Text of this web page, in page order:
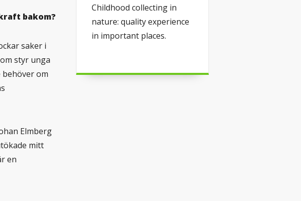
bakom?
saker i
styr unga
om
Elmberg
mitt
en
Childhood collecting in
nature: quality experience
in important places.